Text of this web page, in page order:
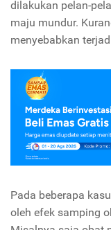
dilakukan pelan-
maju mundur.
menyebabkan
Pada beberapa
oleh efek samping